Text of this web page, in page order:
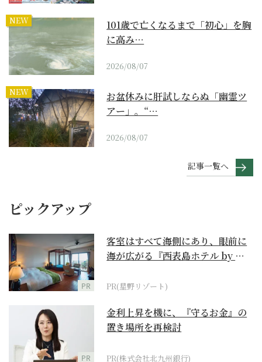
NEW
101歳で亡くなるまで「初心」を胸
に高み…
2026/08/07
NEW
お盆休みに肝試しならぬ「幽霊ツ
アー」。“…
2026/08/07
記事一覧へ
ピックアップ
PR
客室はすべて海側にあり、眼前に
海が広がる『西表島ホテル by 星
PR(星野リゾート)
PR
金利上昇を機に、『守るお金』の
置き場所を再検討
PR(株式会社北九州銀行)